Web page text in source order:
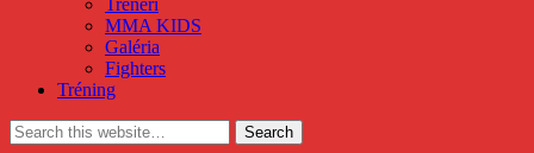
Tréneri
MMA KIDS
Galéria
Fighters
Tréning